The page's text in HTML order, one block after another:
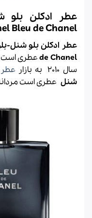
عطر ادکلن بلو
Bleu de Chanel
de Chanelعطری است
سال 2010 به بازار
عطر
شنل عطری است